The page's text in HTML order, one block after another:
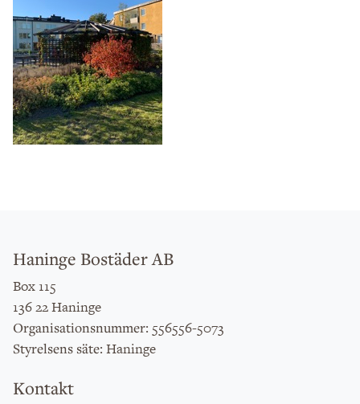
Haninge Bostäder AB
Box 115
136 22 Haninge
Organisationsnummer: 556556-5073
Styrelsens säte: Haninge
Kontakt